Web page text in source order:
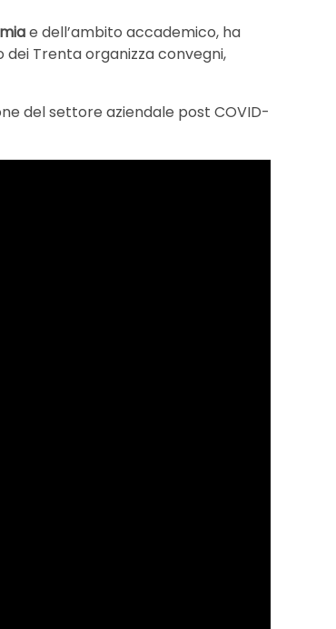
e dell’ambito accademico, ha
dei Trenta organizza convegni,
del settore aziendale post COVID-